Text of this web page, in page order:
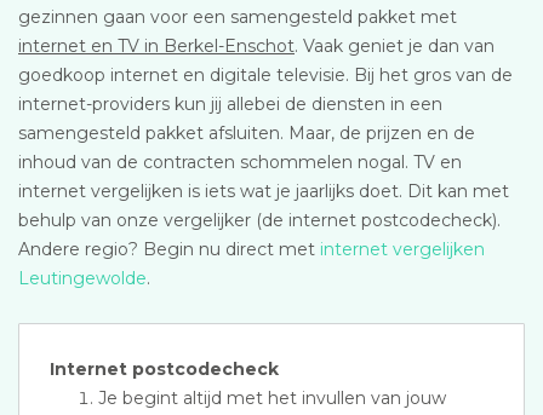
gezinnen gaan voor een samengesteld pakket met
internet en TV in Berkel-Enschot. Vaak geniet je dan van
goedkoop internet en digitale televisie. Bij het gros van de
internet-providers kun jij allebei de diensten in een
samengesteld pakket afsluiten. Maar, de prijzen en de
inhoud van de contracten schommelen nogal. TV en
internet vergelijken is iets wat je jaarlijks doet. Dit kan met
behulp van onze vergelijker (de internet postcodecheck).
Andere regio? Begin nu direct met internet vergelijken
Leutingewolde.
Internet postcodecheck
Je begint altijd met het invullen van jouw